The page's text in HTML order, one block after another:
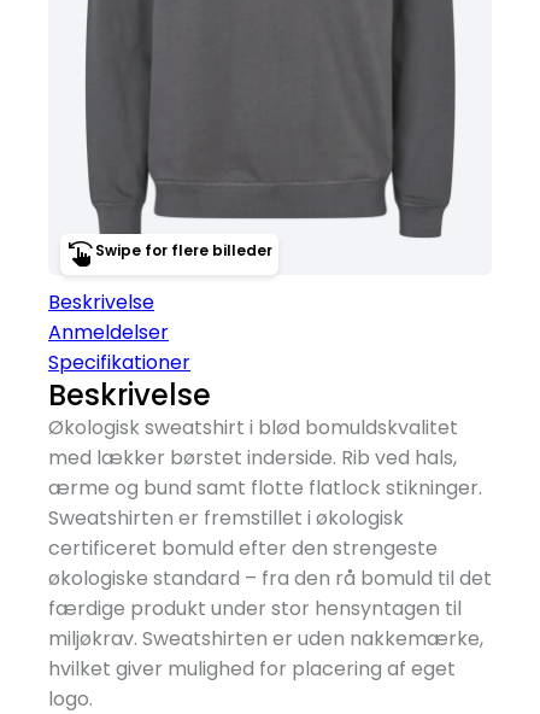
Swipe for flere billeder
Beskrivelse
Anmeldelser
Specifikationer
Beskrivelse
Økologisk sweatshirt i blød bomuldskvalitet
med lækker børstet inderside. Rib ved hals,
ærme og bund samt flotte flatlock stikninger.
Sweatshirten er fremstillet i økologisk
certificeret bomuld efter den strengeste
økologiske standard – fra den rå bomuld til det
færdige produkt under stor hensyntagen til
miljøkrav. Sweatshirten er uden nakkemærke,
hvilket giver mulighed for placering af eget
logo.